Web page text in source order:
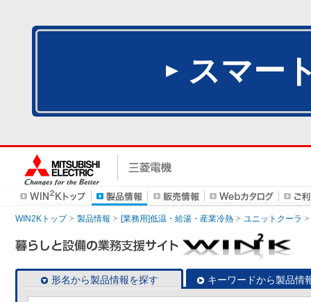
スマー
WIN2Kトップ 製品情報 [業務用]低温・給湯・産業冷熱 ユニットクーラ
形名から製品情報を探す キーワードから製品情